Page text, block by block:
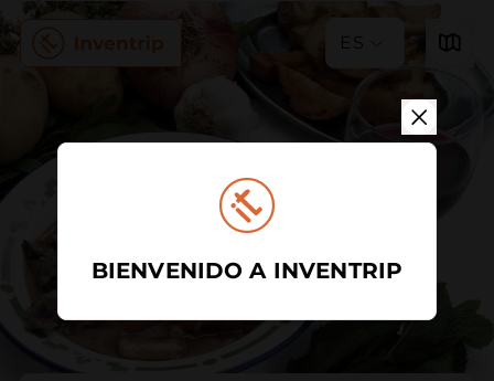
ES
BIENVENIDO A INVENTRIP